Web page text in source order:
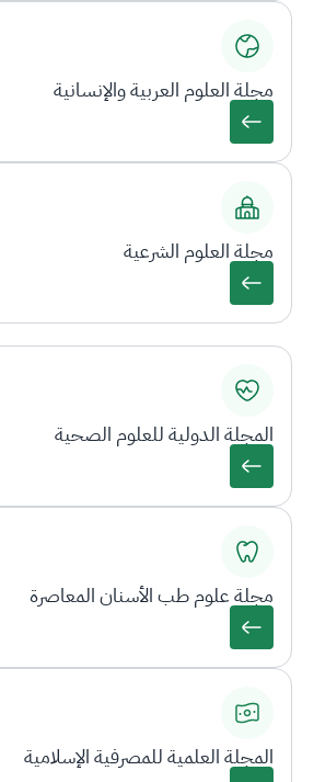
مجلة العلوم العربية والإنسانية
مجلة العلوم الشرعية
المجلة الدولية للعلوم الصحية
مجلة علوم طب الأسنان المعاصرة
المجلة العلمية للمصرفية الإسلامية